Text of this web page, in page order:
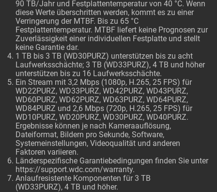
90 TB/Jahr und Festplattentemperatur von 40 °C. Wenn
diese Werte überschritten werden, kommt es zu einer
Verringerung der MTBF. Bis zu 65 °C
Festplattentemperatur. MTBF liefert keine Prognosen zur
Zuverlässigkeit einer individuellen Festplatte und stellt
keine Garantie dar.
1 TB bis 3 TB (WD30PURZ) unterstützen bis zu acht
Laufwerksschächte; 3 TB (WD33PURZ), 4 TB und höher
unterstützen bis zu 16 Laufwerksschächte.
Ein Stream mit 3,2 Mbps (1080p, H.265, 25 FPS) für
WD22PURZ, WD33PURZ, WD42PURZ, WD43PURZ,
WD60PURZ, WD62PURZ, WD63PURZ, WD64PURZ,
WD84PURZ und 2,6 Mbps (720p, H.265, 25 FPS) für
WD10PURZ, WD20PURZ, WD30PURZ, WD40PURZ.
Ergebnisse können je nach Kameraauflösung,
Dateiformat, Bildern pro Sekunde, Software,
Systemeinstellungen, Videoqualität und anderen
Faktoren variieren.
Länderspezifische Garantiebedingungen finden Sie unter
https://support.wdc.com/warranty.
Anlaufresistente Komponenten für 3 TB
(WD33PURZ), 4 TB und höher.